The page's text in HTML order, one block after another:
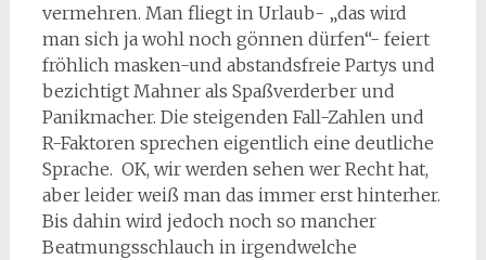
vermehren. Man fliegt in Urlaub- „das wird
man sich ja wohl noch gönnen dürfen“- feiert
fröhlich masken-und abstandsfreie Partys und
bezichtigt Mahner als Spaßverderber und
Panikmacher. Die steigenden Fall-Zahlen und
R-Faktoren sprechen eigentlich eine deutliche
Sprache. OK, wir werden sehen wer Recht hat,
aber leider weiß man das immer erst hinterher.
Bis dahin wird jedoch noch so mancher
Beatmungsschlauch in irgendwelche